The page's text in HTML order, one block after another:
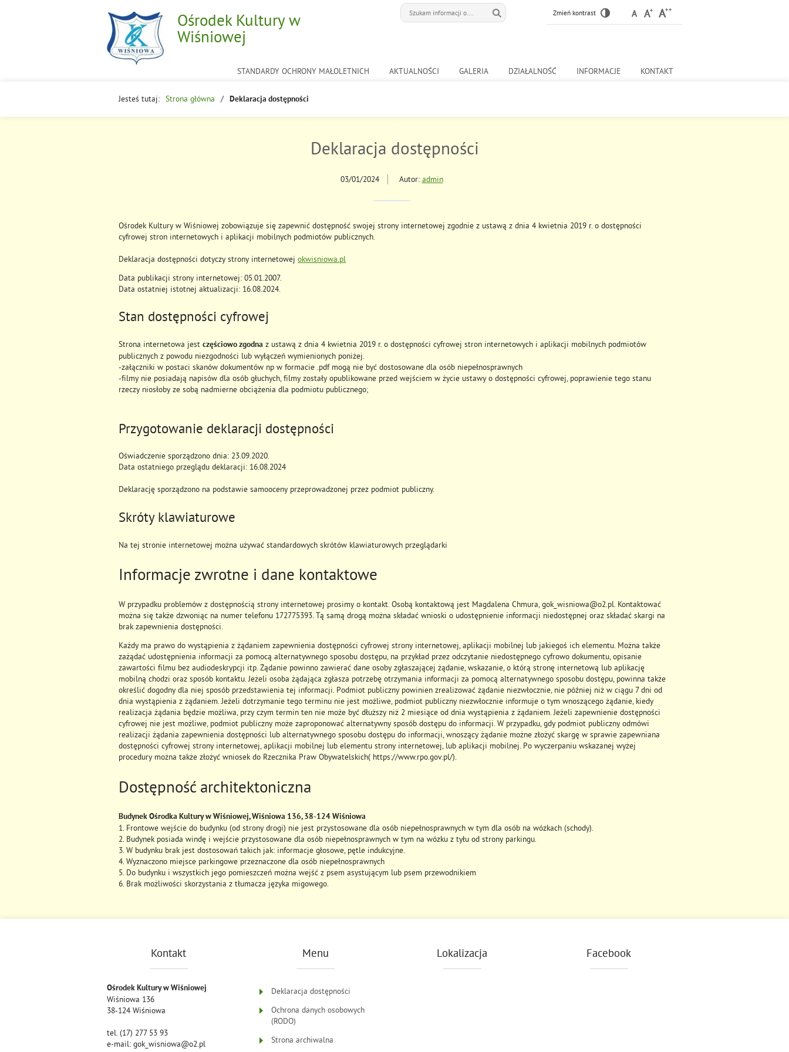
Zmień kontrast
Ośrodek Kultury w
Wiśniowej
STANDARDY OCHRONY MAŁOLETNICH AKTUALNOŚCI GALERIA DZIAŁALNOŚĆ INFORMACJE KONTAKT
Jesteś tutaj: Strona główna Deklaracja dostępności
Deklaracja dostępności
03/01/2024 Autor: admin
Ośrodek Kultury w Wiśniowej zobowiązuje się zapewnić dostępność swojej strony internetowej zgodnie z ustawą z dnia 4 kwietnia 2019 r. o dostępności
cyfrowej stron internetowych i aplikacji mobilnych podmiotów publicznych.
Deklaracja dostępności dotyczy strony internetowej okwisniowa.pl
Data publikacji strony internetowej: 05.01.2007.
Data ostatniej istotnej aktualizacji: 16.08.2024.
Stan dostępności cyfrowej
Strona internetowa jest częściowo zgodna z ustawą z dnia 4 kwietnia 2019 r. o dostępności cyfrowej stron internetowych i aplikacji mobilnych podmiotów
publicznych z powodu niezgodności lub wyłączeń wymienionych poniżej.
-załączniki w postaci skanów dokumentów np w formacie .pdf mogą nie być dostosowane dla osób niepełnosprawnych
-filmy nie posiadają napisów dla osób głuchych, filmy zostały opublikowane przed wejściem w życie ustawy o dostępności cyfrowej, poprawienie tego stanu
rzeczy niosłoby ze sobą nadmierne obciążenia dla podmiotu publicznego;
Przygotowanie deklaracji dostępności
Oświadczenie sporządzono dnia: 23.09.2020.
Data ostatniego przeglądu deklaracji: 16.08.2024
Deklarację sporządzono na podstawie samooceny przeprowadzonej przez podmiot publiczny.
Skróty klawiaturowe
Na tej stronie internetowej można używać standardowych skrótów klawiaturowych przeglądarki
Informacje zwrotne i dane kontaktowe
W przypadku problemów z dostępnością strony internetowej prosimy o kontakt. Osobą kontaktową jest Magdalena Chmura,gok_wisniowa@o2.pl. Kontaktować
można się także dzwoniąc na numer telefonu 172775393. Tą samą drogą można składać wnioski o udostępnienie informacji niedostępnej oraz składać skargi na
brak zapewnienia dostępności.
Każdy ma prawo do wystąpienia z żądaniem zapewnienia dostępności cyfrowej strony internetowej, aplikacji mobilnej lub jakiegoś ich elementu. Można także
zażądać udostępnienia informacji za pomocą alternatywnego sposobu dostępu, na przykład przez odczytanie niedostępnego cyfrowo dokumentu, opisanie
zawartości filmu bez audiodeskrypcji itp. Żądanie powinno zawierać dane osoby zgłaszającej żądanie, wskazanie, o którą stronę internetową lub aplikację
mobilną chodzi oraz sposób kontaktu. Jeżeli osoba żądająca zgłasza potrzebę otrzymania informacji za pomocą alternatywnego sposobu dostępu, powinna także
określić dogodny dla niej sposób przedstawienia tej informacji. Podmiot publiczny powinien zrealizować żądanie niezwłocznie, nie później niż w ciągu 7 dni od
dnia wystąpienia z żądaniem. Jeżeli dotrzymanie tego terminu nie jest możliwe, podmiot publiczny niezwłocznie informuje o tym wnoszącego żądanie, kiedy
realizacja żądania będzie możliwa, przy czym termin ten nie może być dłuższy niż 2 miesiące od dnia wystąpienia z żądaniem. Jeżeli zapewnienie dostępności
cyfrowej nie jest możliwe, podmiot publiczny może zaproponować alternatywny sposób dostępu do informacji. W przypadku, gdy podmiot publiczny odmówi
realizacji żądania zapewnienia dostępności lub alternatywnego sposobu dostępu do informacji, wnoszący żądanie możne złożyć skargę w sprawie zapewniana
dostępności cyfrowej strony internetowej, aplikacji mobilnej lub elementu strony internetowej, lub aplikacji mobilnej. Po wyczerpaniu wskazanej wyżej
procedury można także złożyć wniosek do Rzecznika Praw Obywatelskich( https://www.rpo.gov.pl/).
Dostępność architektoniczna
Budynek Ośrodka Kultury w Wiśniowej, Wiśniowa 136, 38-124 Wiśniowa
1. Frontowe wejście do budynku (od strony drogi) nie jest przystosowane dla osób niepełnosprawnych w tym dla osób na wózkach (schody).
2. Budynek posiada windę i wejście przystosowane dla osób niepełnosprawnych w tym na wózku z tyłu od strony parkingu.
3. W budynku brak jest dostosowań takich jak: informacje głosowe, pętle indukcyjne.
4. Wyznaczono miejsce parkingowe przeznaczone dla osób niepełnosprawnych
5. Do budynku i wszystkich jego pomieszczeń można wejść z psem asystującym lub psem przewodnikiem
6. Brak możliwości skorzystania z tłumacza języka migowego.
Kontakt
Ośrodek Kultury w Wiśniowej
Wiśniowa 136
38-124 Wiśniowa
tel. (17) 277 53 93
e-mail: gok_wisniowa@o2.pl
Menu
Deklaracja dostępności
Ochrona danych osobowych
(RODO)
Strona archiwalna
Lokalizacja Facebook